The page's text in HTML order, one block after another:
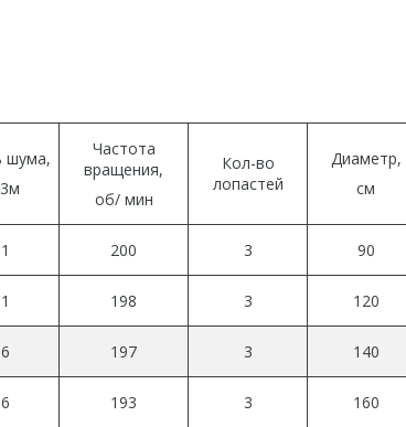
шума,
Частота
вращения,
об/ мин
Кол-во
лопастей
Диаметр,
см
200 3 90
198 3 120
197 3 140
193 3 160